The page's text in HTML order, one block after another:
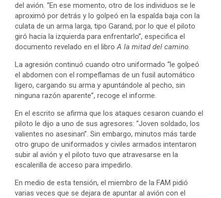
del avión. “En ese momento, otro de los individuos se le
aproximó por detrás y lo golpeó en la espalda baja con la
culata de un arma larga, tipo Garand, por lo que el piloto
giró hacia la izquierda para enfrentarlo”, especifica el
documento revelado en el libroA la mitad del camino.
La agresión continuó cuando otro uniformado “le golpeó
el abdomen con el rompeflamas de un fusil automático
ligero, cargando su arma y apuntándole al pecho, sin
ninguna razón aparente”, recoge el informe.
En el escrito se afirma que los ataques cesaron cuando el
piloto le dijo a uno de sus agresores: “Joven soldado, los
valientes no asesinan”. Sin embargo, minutos más tarde
otro grupo de uniformados y civiles armados intentaron
subir al avión y el piloto tuvo que atravesarse en la
escalerilla de acceso para impedirlo.
En medio de esta tensión, el miembro de la FAM pidió
varias veces que se dejara de apuntar al avión con el